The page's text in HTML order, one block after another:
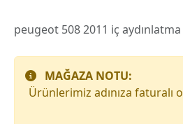
peugeot 508 2011 iç aydınlatma
MAĞAZA NOTU:
Ürünlerimiz adınıza